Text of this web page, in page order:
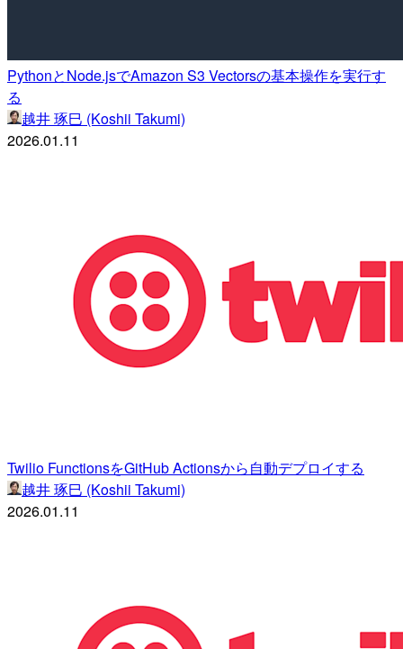
PythonとNode.jsでAmazon S3 Vectorsの基本操作を実行す
る
越井 琢巳 (Koshii Takumi)
2026.01.11
Twilio FunctionsをGitHub Actionsから自動デプロイする
越井 琢巳 (Koshii Takumi)
2026.01.11